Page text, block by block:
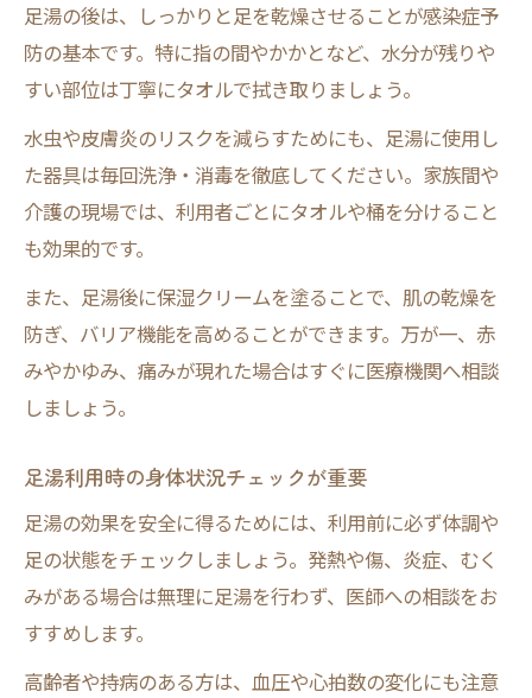
足湯の後は、しっかりと足を乾燥させることが感染症予
防の基本です。特に指の間やかかとなど、水分が残りや
すい部位は丁寧にタオルで拭き取りましょう。
水虫や皮膚炎のリスクを減らすためにも、足湯に使用し
た器具は毎回洗浄・消毒を徹底してください。家族間や
介護の現場では、利用者ごとにタオルや桶を分けること
も効果的です。
また、足湯後に保湿クリームを塗ることで、肌の乾燥を
防ぎ、バリア機能を高めることができます。万が一、赤
みやかゆみ、痛みが現れた場合はすぐに医療機関へ相談
しましょう。
足湯利用時の身体状況チェックが重要
足湯の効果を安全に得るためには、利用前に必ず体調や
足の状態をチェックしましょう。発熱や傷、炎症、むく
みがある場合は無理に足湯を行わず、医師への相談をお
すすめします。
高齢者や持病のある方は、血圧や心拍数の変化にも注意